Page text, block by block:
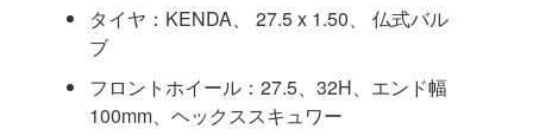
タイヤ：KENDA、 27.5 x 1.50、 仏式バル
ブ
フロントホイール：27.5、32H、エンド幅
100mm、ヘックススキュワー